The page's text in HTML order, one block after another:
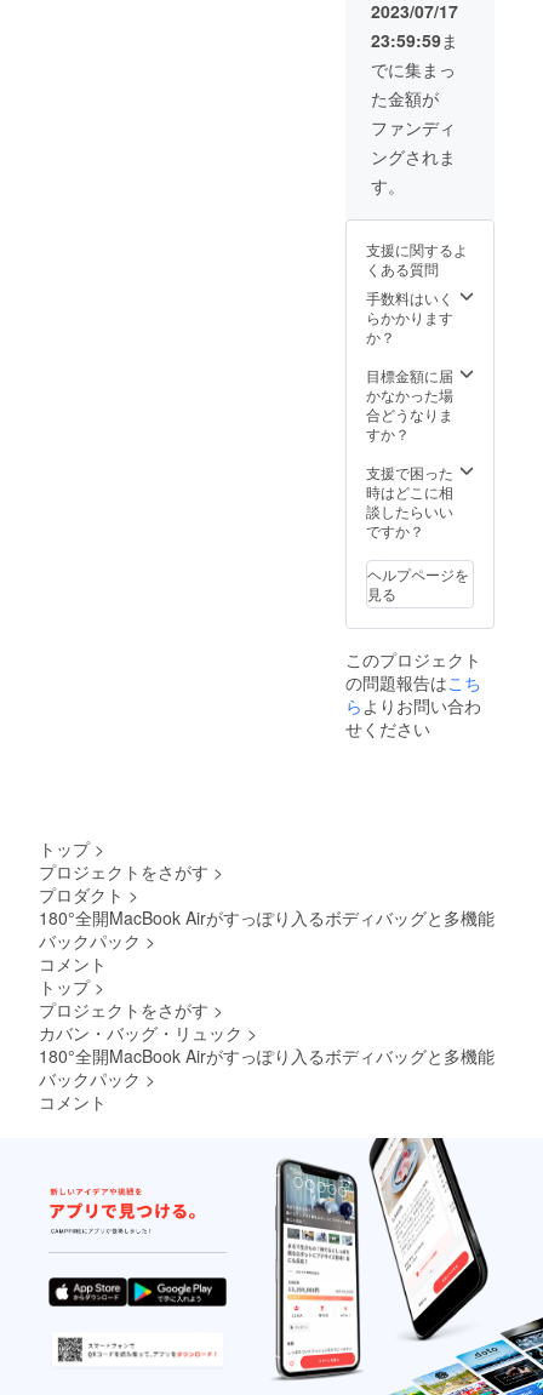
くださ
い。
2023/07/17
23:59:59ま
でに集まっ
た金額が
ファンディ
ングされま
す。
支援に関するよ
くある質問
手数料はいく
らかかります
か？
目標金額に届
かなかった場
合どうなりま
すか？
支援で困った
時はどこに相
談したらいい
ですか？
ヘルプページを
見る
このプロジェクト
の問題報告はこち
ら よりお問い合わ
せください
トップ >
プロジェクトをさがす >
プロダクト >
180°全開MacBook Airがすっぽり入るボディバッグと多機能
バックパック >
コメント
トップ >
プロジェクトをさがす >
カバン・バッグ・リュック >
180°全開MacBook Airがすっぽり入るボディバッグと多機能
バックパック >
コメント